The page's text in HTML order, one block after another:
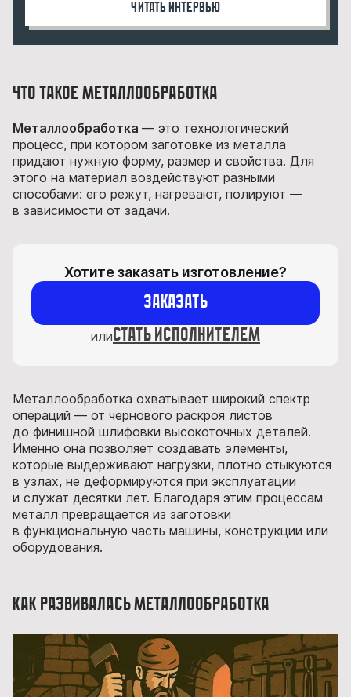
Читать интервью
Что такое металлообработка
Металлообработка — это технологический
процесс, при котором заготовке из металла
придают нужную форму, размер и свойства. Для
этого на материал воздействуют разными
способами: его режут, нагревают, полируют —
в зависимости от задачи.
Хотите заказать изготовление?
Заказать
илистать исполнителем
Металлообработка охватывает широкий спектр
операций — от чернового раскроя листов
до финишной шлифовки высокоточных деталей.
Именно она позволяет создавать элементы,
которые выдерживают нагрузки, плотно стыкуются
в узлах, не деформируются при эксплуатации
и служат десятки лет. Благодаря этим процессам
металл превращается из заготовки
в функциональную часть машины, конструкции или
оборудования.
Как развивалась металлообработка